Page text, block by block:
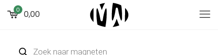
0 0,00